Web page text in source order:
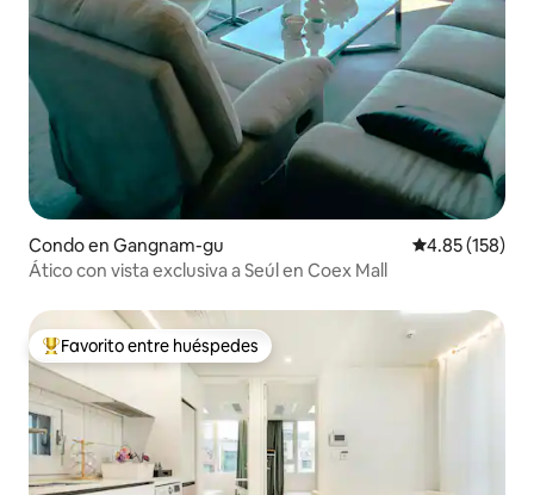
Condo en Gangnam-gu Calificación
4.85 (158)
Ático con vista exclusiva a Seúl en Coex Mall
Favorito entre huéspedes preferido
Favorito entre huéspedes